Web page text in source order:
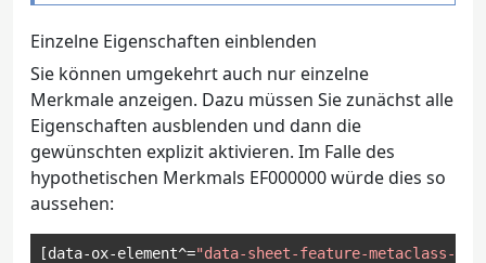
Einzelne Eigenschaften einblenden
Sie können umgekehrt auch nur einzelne
Merkmale anzeigen. Dazu müssen Sie zunächst alle
Eigenschaften ausblenden und dann die
gewünschten explizit aktivieren. Im Falle des
hypothetischen Merkmals EF000000 würde dies so
aussehen:
[data-ox-element^="data-sheet-feature-metaclass-"